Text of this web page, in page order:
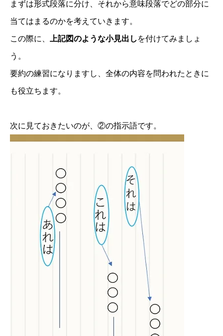
まずは形式段落に分け、それから意味段落でどの部分に
当てはまるのかを考えていきます。
この際に、 上記図のような小見出しを付けてみましょ
う。
要約の練習になりますし、全体の内容を問われたときに
も役立ちます。
次に見ておきたいのが、②の指示語です。